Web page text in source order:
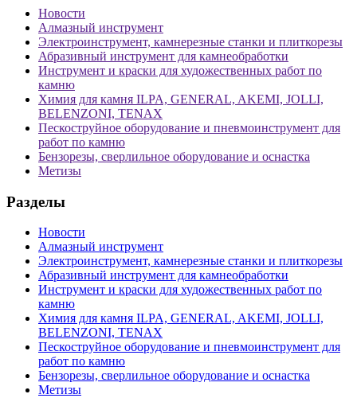
Новости
Алмазный инструмент
Электроинструмент, камнерезные станки и плиткорезы
Абразивный инструмент для камнеобработки
Инструмент и краски для художественных работ по
камню
Химия для камня ILPA, GENERAL, AKEMI, JOLLI,
BELENZONI, TENAX
Пескоструйное оборудование и пневмоинструмент для
работ по камню
Бензорезы, сверлильное оборудование и оснастка
Метизы
Разделы
Новости
Алмазный инструмент
Электроинструмент, камнерезные станки и плиткорезы
Абразивный инструмент для камнеобработки
Инструмент и краски для художественных работ по
камню
Химия для камня ILPA, GENERAL, AKEMI, JOLLI,
BELENZONI, TENAX
Пескоструйное оборудование и пневмоинструмент для
работ по камню
Бензорезы, сверлильное оборудование и оснастка
Метизы